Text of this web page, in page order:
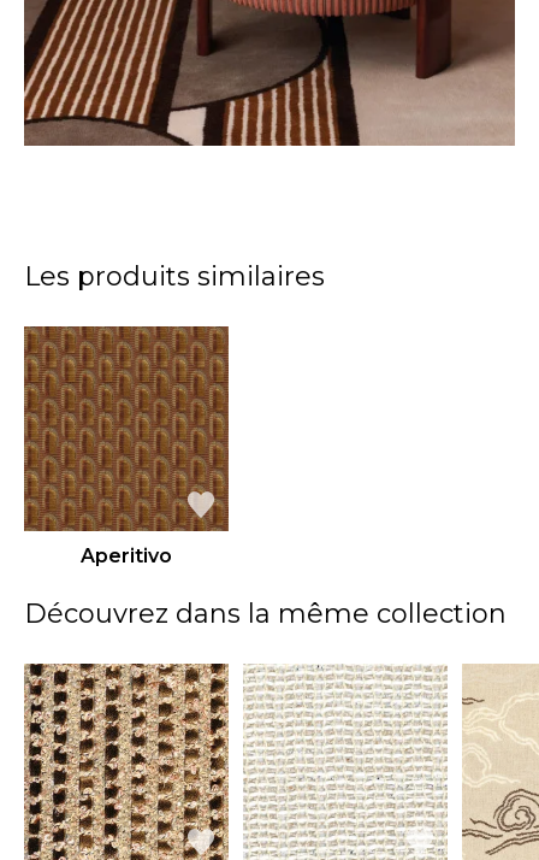
Les produits similaires
Aperitivo
Découvrez dans la même collection